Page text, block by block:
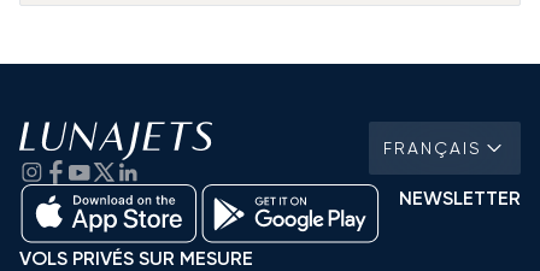
FRANÇAIS
NEWSLETTER
VOLS PRIVÉS SUR MESURE